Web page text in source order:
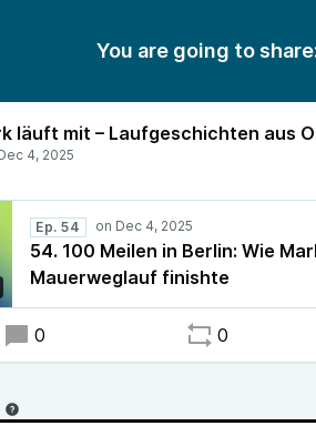
You are going to
Ep. 54
54. 100 Meilen in Berlin: Wie
Mauerweglauf finishte
0 0